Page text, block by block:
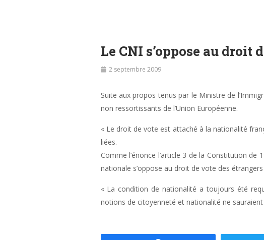
Le CNI s’oppose au droit
2 septembre 2009
Suite aux propos tenus par le Ministre de
non ressortissants de l’Union Européenne.
« Le droit de vote est attaché à la nationalité
liées.
Comme l’énonce l’article 3 de la Constitution
nationale s’oppose au droit de vote des
« La condition de nationalité a toujours été
notions de citoyenneté et nationalité ne